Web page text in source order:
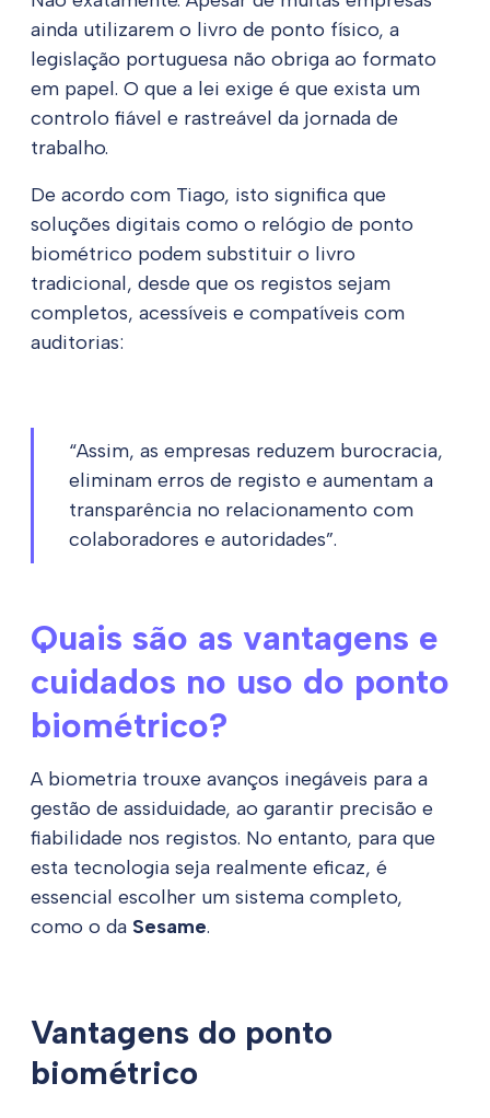
ainda utilizarem o livro de ponto físico, a
legislação portuguesa não obriga ao formato
em papel. O que a lei exige é que exista um
controlo fiável e rastreável da jornada de
trabalho.
De acordo com Tiago, isto significa que
soluções digitais como o relógio de ponto
biométrico podem substituir o livro
tradicional, desde que os registos sejam
completos, acessíveis e compatíveis com
auditorias:
“Assim, as empresas reduzem burocracia,
eliminam erros de registo e aumentam a
transparência no relacionamento com
colaboradores e autoridades”.
Quais são as vantagens e
cuidados no uso do ponto
biométrico?
A biometria trouxe avanços inegáveis para a
gestão de assiduidade, ao garantir precisão e
fiabilidade nos registos. No entanto, para que
esta tecnologia seja realmente eficaz, é
essencial escolher um sistema completo,
como o da Sesame.
Vantagens do ponto
biométrico